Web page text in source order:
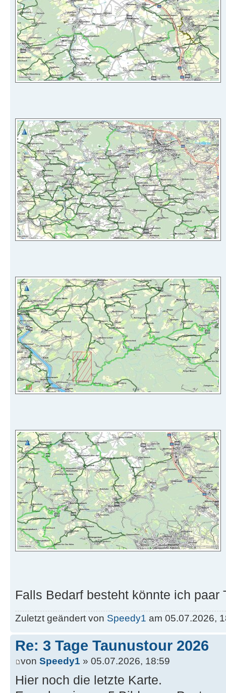
Falls Bedarf besteht könnte ich paar
Zuletzt geändert von Speedy1 am 05.07.2026,
Re: 3 Tage Taunustour 2026
von Speedy1 » 05.07.2026, 18:59
Hier noch die letzte Karte.